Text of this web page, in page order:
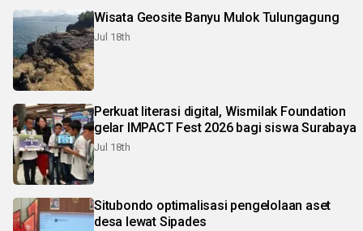
Wisata Geosite Banyu Mulok Tulungagung
Jul 18th
Perkuat literasi digital, Wismilak Foundation
gelar IMPACT Fest 2026 bagi siswa Surabaya
Jul 18th
Situbondo optimalisasi pengelolaan aset
desa lewat Sipades